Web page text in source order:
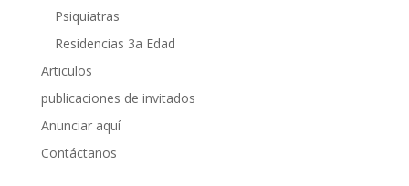
Psiquiatras
Residencias 3a Edad
Articulos
publicaciones de invitados
Anunciar aquí
Contáctanos